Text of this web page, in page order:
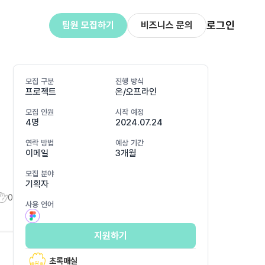
팀원 모집하기 비즈니스 문의 로그인
0
모집 구분
프로젝트
진행 방식
온/오프라인
모집 인원
4명
시작 예정
2024.07.24
연락 방법
이메일
예상 기간
3개월
모집 분야
기획자
사용 언어
지원하기
초록매실